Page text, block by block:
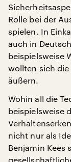
Rolle bei der
spielen. In
auch in
beispielsweise
wollten sich
äußern.
Wohin all die
beispielsweise
nicht nur als
Benjamin Kees